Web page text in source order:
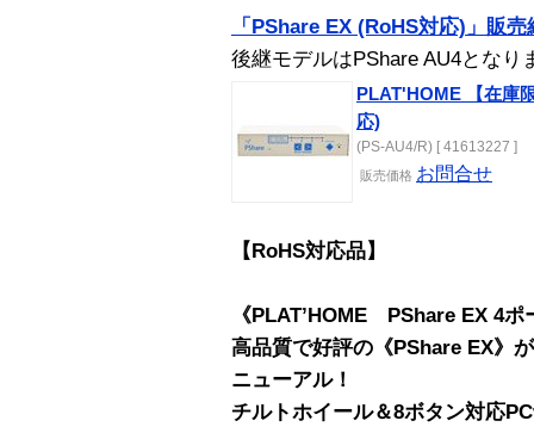
「PShare EX (RoHS対応)」販
後継モデルはPShare AU4となり
PLAT'HOME 【在庫
応)
(PS-AU4/R) [ 41613227 ]
販売価格 お問合せ
【RoHS対応品】
《PLAT’HOME PShare EX 4ポ
高品質で好評の《PShare EX》
ニューアル！
チルトホイール＆8ボタン対応